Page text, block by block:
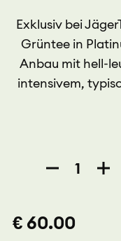
Exklusiv bei
Grüntee in
Anbau mit hell-
intensivem,
Matcha
Platinum
Menge
€ 60.00